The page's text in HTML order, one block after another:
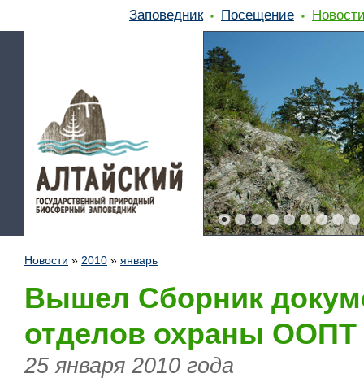
Заповедник Посещение
Новости » 2010 » январь
Вышел Сборник
отделов охраны ООПТ
25 января 2010 года